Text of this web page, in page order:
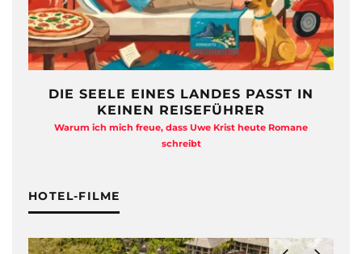
DIE SEELE EINES LANDES PASST IN
KEINEN REISEFÜHRER
Warum ich mich freue, dass Uwe Krist heute Romane
schreibt
HOTEL-FILME